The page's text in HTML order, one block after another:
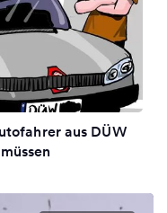
aus DÜW